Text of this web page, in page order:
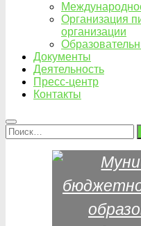
Организация
организации
Документы
Деятельность
Пресс-центр
Контакты
Найти: